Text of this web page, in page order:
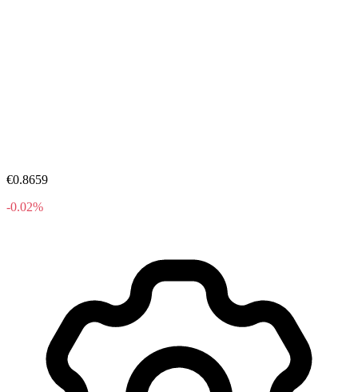
€0.8659
-0.02%